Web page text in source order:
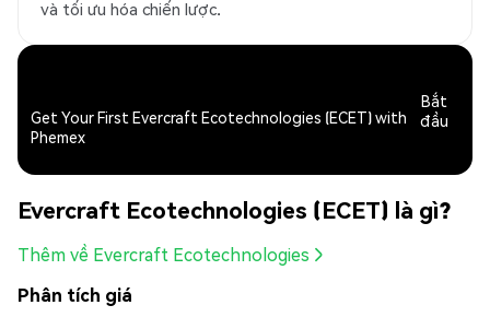
và tối ưu hóa chiến lược.
Get Your First Evercraft Ecotechnologies (ECET) with
Phemex
Bắt
đầu
Evercraft Ecotechnologies (ECET) là gì?
Thêm về Evercraft Ecotechnologies
Phân tích giá